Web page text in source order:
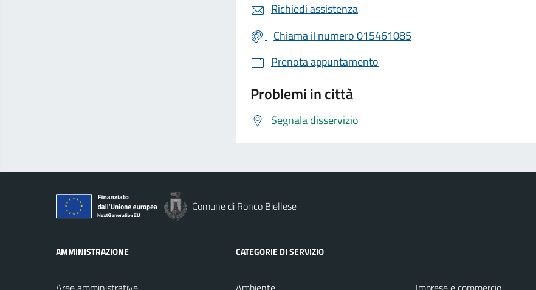
Richiedi assistenza
Chiama il numero 015461085
Prenota appuntamento
Problemi in città
Segnala disservizio
Comune di Ronco Biellese
AMMINISTRAZIONE CATEGORIE DI SERVIZIO